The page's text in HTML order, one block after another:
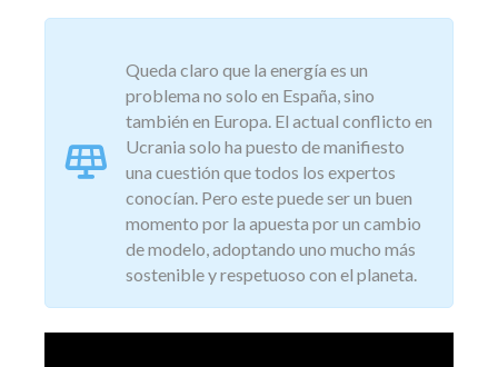
Queda claro que la energía es un
problema no solo en España, sino
también en Europa. El actual conflicto en
Ucrania solo ha puesto de manifiesto
una cuestión que todos los expertos
conocían. Pero este puede ser un buen
momento por la apuesta por un cambio
de modelo, adoptando uno mucho más
sostenible y respetuoso con el planeta.